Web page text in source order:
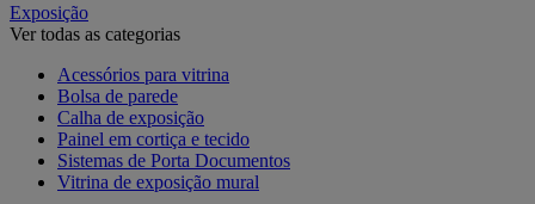
Exposição
Ver todas as categorias
Acessórios para vitrina
Bolsa de parede
Calha de exposição
Painel em cortiça e tecido
Sistemas de Porta Documentos
Vitrina de exposição mural